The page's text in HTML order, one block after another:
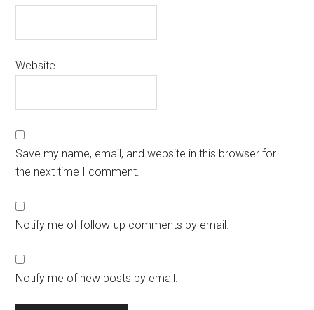
Website
Save my name, email, and website in this browser for
the next time I comment.
Notify me of follow-up comments by email.
Notify me of new posts by email.